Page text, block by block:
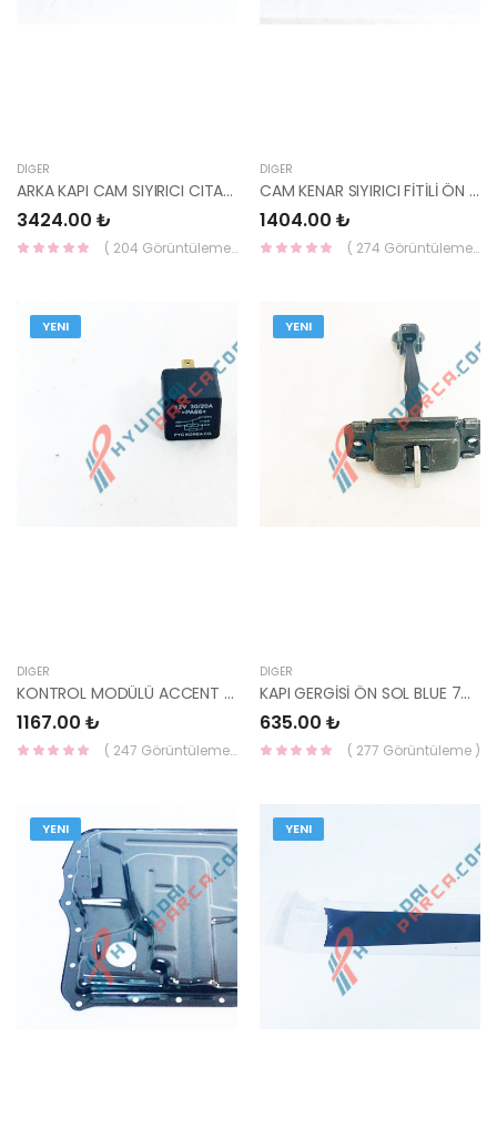
DIĞER
ARKA KAPI CAM SIYIRICI CITASI DIS SOL SORENTO 15- 83210-C5000-HMC
3424.00 ₺
( 204 Görüntüleme )
DIĞER
CAM KENAR SIYIRICI FİTİLİ ÖN DIŞ SOL ACCENT 1995-1999 82210-22000-HMC
1404.00 ₺
( 274 Görüntüleme )
YENI
DIĞER
KONTROL MODÜLÜ ACCENT 95-00 GÜÇ ROLESİ 39160-22050-YS
1167.00 ₺
( 247 Görüntüleme )
YENI
DIĞER
KAPI GERGİSİ ÖN SOL BLUE 79380-1R000-HMC
635.00 ₺
( 277 Görüntüleme )
YENI YENI